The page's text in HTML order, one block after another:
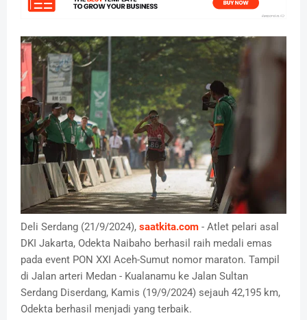
Deli Serdang (21/9/2024), saatkita.com - Atlet pelari asal
DKI Jakarta, Odekta Naibaho berhasil raih medali emas
pada event PON XXI Aceh-Sumut nomor maraton. Tampil
di Jalan arteri Medan - Kualanamu ke Jalan Sultan
Serdang Diserdang, Kamis (19/9/2024) sejauh 42,195 km,
Odekta berhasil menjadi yang terbaik.